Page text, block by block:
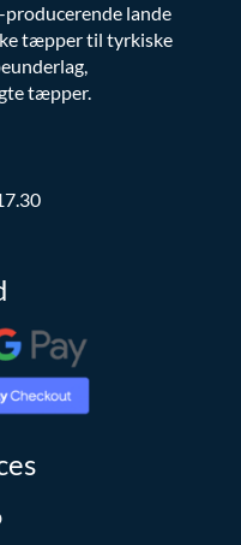
lande
tæpper til tyrkiske
tæpper.